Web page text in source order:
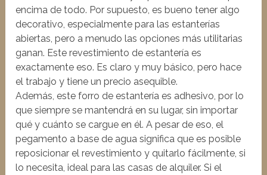
encima de todo. Por supuesto, es bueno tener algo
decorativo, especialmente para las estanterías
abiertas, pero a menudo las opciones más utilitarias
ganan. Este revestimiento de estantería es
exactamente eso. Es claro y muy básico, pero hace
el trabajo y tiene un precio asequible.
Además, este forro de estantería es adhesivo, por lo
que siempre se mantendrá en su lugar, sin importar
qué y cuánto se cargue en él. A pesar de eso, el
pegamento a base de agua significa que es posible
reposicionar el revestimiento y quitarlo fácilmente, si
lo necesita, ideal para las casas de alquiler. Si el